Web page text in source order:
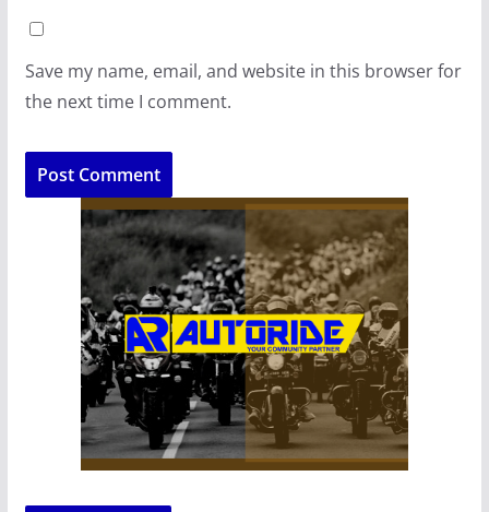
Save my name, email, and website in this browser for
the next time I comment.